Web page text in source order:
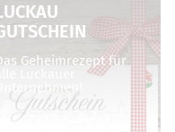
sowie die
Geheimrezept für
Unternehmen!